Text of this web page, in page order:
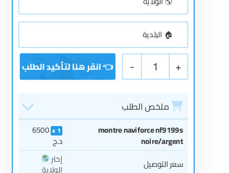
+
1
-
ملخص الطلب
montre naviforce nf9199s
noire/argent
1
6500
د.ج
سعر التوصيل
إختر
الولاية